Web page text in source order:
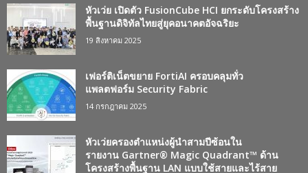
หัวเว่ย เปิดตัว FusionCube HCI ยกระดับโครงสร้าง
พื้นฐานดิจิทัลไทยสู่ยุคอนาคตอัจฉริยะ
19 สิงหาคม 2025
เฟอร์ติเน็ตขยาย FortiAI ครอบคลุมทั่ว
แพลตฟอร์ม Security Fabric
14 กรกฎาคม 2025
หัวเว่ยครองตำแหน่งผู้นำสามปีซ้อนใน
รายงาน Gartner® Magic Quadrant™ ด้าน
โครงสร้างพื้นฐาน LAN แบบใช้สายและไร้สาย